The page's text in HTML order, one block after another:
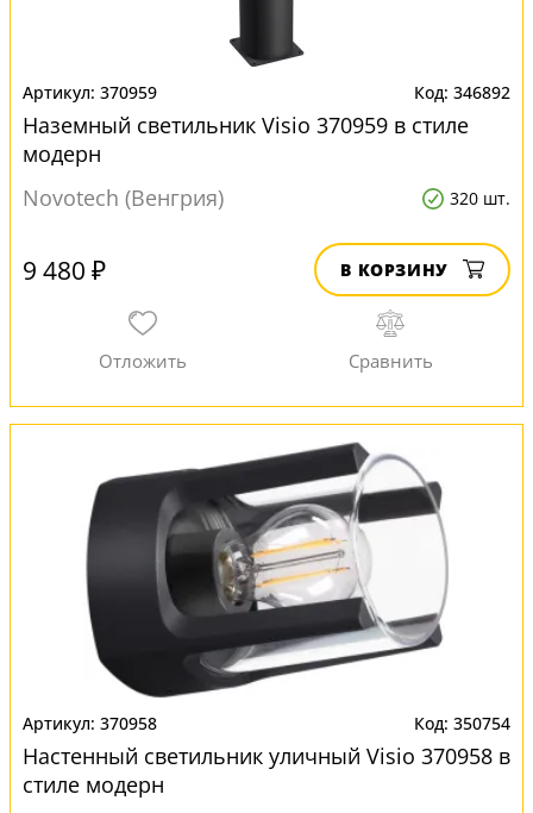
370959 346892
Наземный светильник Visio 370959 в стиле
модерн
Novotech (Венгрия)
320 шт.
9 480 ₽ В КОРЗИНУ
370958 350754
Настенный светильник уличный Visio 370958 в
стиле модерн